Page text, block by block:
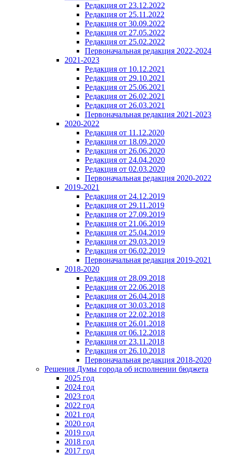
Редакция от 23.12.2022
Редакция от 25.11.2022
Редакция от 30.09.2022
Редакция от 27.05.2022
Редакция от 25.02.2022
Первоначальная редакция 2022-2024
2021-2023
Редакция от 10.12.2021
Редакция от 29.10.2021
Редакция от 25.06.2021
Редакция от 26.02.2021
Редакция от 26.03.2021
Первоначальная редакция 2021-2023
2020-2022
Редакция от 11.12.2020
Редакция от 18.09.2020
Редакция от 26.06.2020
Редакция от 24.04.2020
Редакция от 02.03.2020
Первоначальная редакция 2020-2022
2019-2021
Редакция от 24.12.2019
Редакция от 29.11.2019
Редакция от 27.09.2019
Редакция от 21.06.2019
Редакция от 25.04.2019
Редакция от 29.03.2019
Редакция от 06.02.2019
Первоначальная редакция 2019-2021
2018-2020
Редакция от 28.09.2018
Редакция от 22.06.2018
Редакция от 26.04.2018
Редакция от 30.03.2018
Редакция от 22.02.2018
Редакция от 26.01.2018
Редакция от 06.12.2018
Редакция от 23.11.2018
Редакция от 26.10.2018
Первоначальная редакция 2018-2020
Решения Думы города об исполнении бюджета
2025 год
2024 год
2023 год
2022 год
2021 год
2020 год
2019 год
2018 год
2017 год